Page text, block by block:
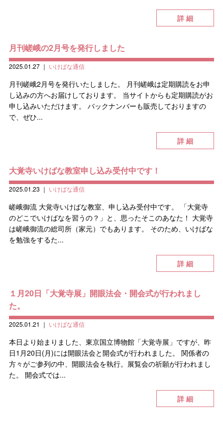
詳 細
月刊嵯峨の2月号を発行しました
2025.01.27｜ いけばな通信
月刊嵯峨2月号を発行いたしました。 月刊嵯峨は定期購読をお申
し込みの方へお届けしております。 当サイトからも定期購読がお
申し込みいただけます。 バックナンバーも販売しておりますの
で、ぜひ...
詳 細
大覚寺いけばな教室申し込み受付中です！
2025.01.23 ｜ いけばな通信
嵯峨御流 大覚寺いけばな教室、申し込み受付中です。 「大覚寺
のどこでいけばなを習うの？」と、思ったそこのあなた！ 大覚寺
は嵯峨御流の総司所（家元）でもあります。 そのため、いけばな
を勉強をするた...
詳 細
１月20日「大覚寺展」開眼法会・開会式が行われまし
た。
2025.01.21 ｜ いけばな通信
本日より始まりました、東京国立博物館「大覚寺展」ですが、昨
日1月20日(月)には開眼法会と開会式が行われました。 関係者の
方々がご参列の中、開眼法会を執行。展覧会の祈願が行われまし
た。 開会式では...
詳 細